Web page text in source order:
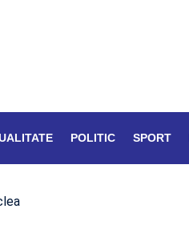
POLITIC SPORT